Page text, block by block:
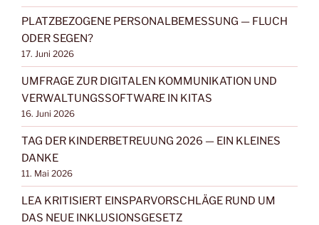
PLATZBEZOGENE PERSONALBEMESSUNG — FLUCH
ODER SEGEN?
17. Juni 2026
UMFRAGE ZUR DIGITALEN KOMMUNIKATION UND
VERWALTUNGSSOFTWARE IN KITAS
16. Juni 2026
TAG DER KINDERBETREUUNG 2026 — EIN KLEINES
DANKE
11. Mai 2026
LEA KRITISIERT EINSPARVORSCHLÄGE RUND UM
DAS NEUE INKLUSIONSGESETZ